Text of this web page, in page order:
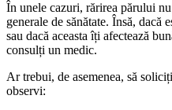
În unele cazuri, rărirea părului
generale de sănătate. Însă, dacă
sau dacă aceasta îți afectează
consulți un medic.
Ar trebui, de asemenea, să
observi: